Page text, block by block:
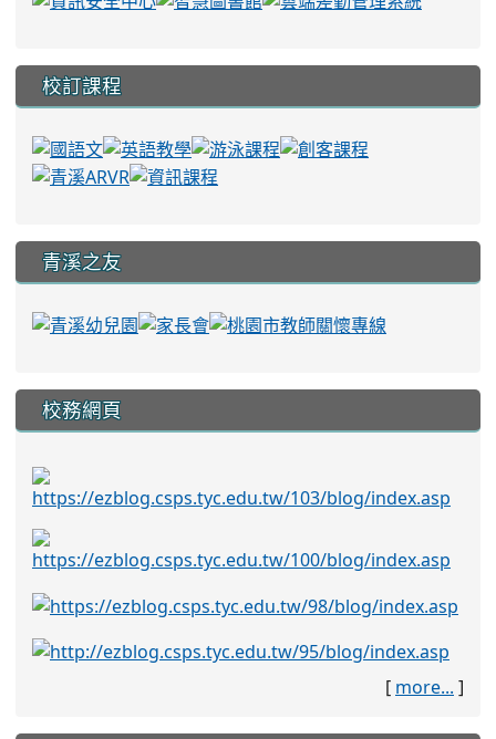
校訂課程
青溪之友
校務網頁
[ more... ]